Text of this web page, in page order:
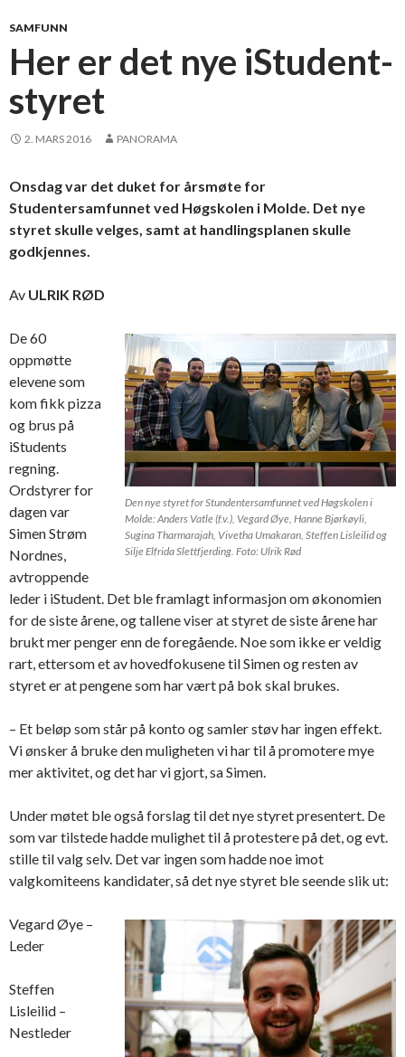
SAMFUNN
Her er det nye iStudent-
styret
2. MARS 2016 PANORAMA
Onsdag var det duket for årsmøte for
Studentersamfunnet ved Høgskolen i Molde. Det nye
styret skulle velges, samt at handlingsplanen skulle
godkjennes.
Av ULRIK RØD
Den nye styret for Stundentersamfunnet ved Høgskolen i
Molde: Anders Vatle (f.v.), Vegard Øye, Hanne Bjørkøyli,
Sugina Tharmarajah, Vivetha Umakaran, Steffen Lisleilid og
Silje Elfrida Slettfjerding. Foto: Ulrik Rød
De 60
oppmøtte
elevene som
kom fikk pizza
og brus på
iStudents
regning.
Ordstyrer for
dagen var
Simen Strøm
Nordnes,
avtroppende
leder i iStudent. Det ble framlagt informasjon om økonomien
for de siste årene, og tallene viser at styret de siste årene har
brukt mer penger enn de foregående. Noe som ikke er veldig
rart, ettersom et av hovedfokusene til Simen og resten av
styret er at pengene som har vært på bok skal brukes.
– Et beløp som står på konto og samler støv har ingen effekt.
Vi ønsker å bruke den muligheten vi har til å promotere mye
mer aktivitet, og det har vi gjort, sa Simen.
Under møtet ble også forslag til det nye styret presentert. De
som var tilstede hadde mulighet til å protestere på det, og evt.
stille til valg selv. Det var ingen som hadde noe imot
valgkomiteens kandidater, så det nye styret ble seende slik ut:
Vegard Øye –
Leder
Steffen
Lisleilid –
Nestleder